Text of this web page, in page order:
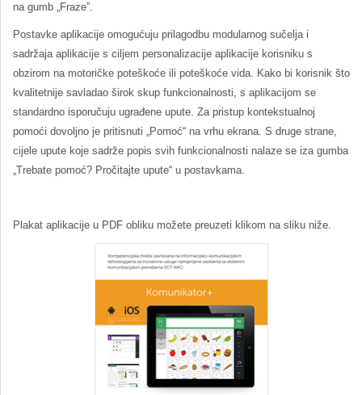
na gumb „Fraze”.
Postavke aplikacije omogućuju prilagodbu modularnog sučelja i
sadržaja aplikacije s ciljem personalizacije aplikacije korisniku s
obzirom na motoričke poteškoće ili poteškoće vida. Kako bi korisnik što
kvalitetnije savladao širok skup funkcionalnosti, s aplikacijom se
standardno isporučuju ugrađene upute. Za pristup kontekstualnoj
pomoći dovoljno je pritisnuti „Pomoć“ na vrhu ekrana. S druge strane,
cijele upute koje sadrže popis svih funkcionalnosti nalaze se iza gumba
„Trebate pomoć? Pročitajte upute“ u postavkama.
Plakat aplikacije u PDF obliku možete preuzeti klikom na sliku niže.